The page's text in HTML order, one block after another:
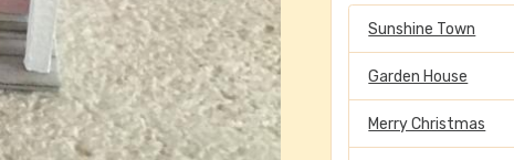
Sunshine Town
Garden House
Merry Christmas